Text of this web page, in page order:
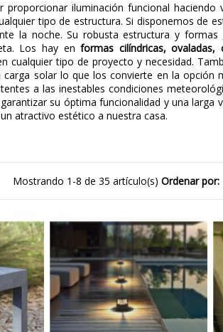
iluminación funcional haciendo
tipo de estructura. Si disponemos de
la noche. Su robusta estructura y
Los hay enformas cilíndricas, ovaladas,
cualquier tipo de proyecto y necesidad.
solar lo que los convierte en la opción
a las inestables condiciones
su óptima funcionalidad y una larga
atractivo estético a nuestra casa.
Mostrando 1-8 de 35 artículo(s)Ordenar por: